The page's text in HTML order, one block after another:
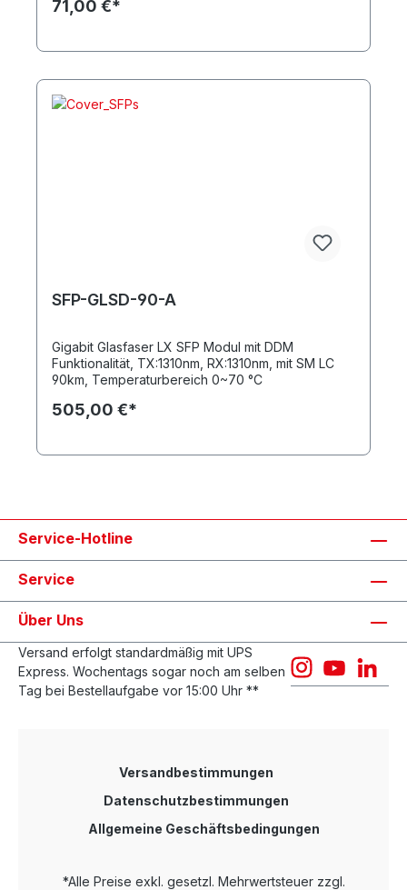
71,00 €*
SFP-GLSD-90-A
Gigabit Glasfaser LX SFP Modul mit DDM
Funktionalität, TX:1310nm, RX:1310nm, mit SM LC
90km, Temperaturbereich 0~70 °C
505,00 €*
Service-Hotline
Service
Über Uns
Versand erfolgt standardmäßig mit UPS
Express. Wochentags sogar noch am selben
Tag bei Bestellaufgabe vor 15:00 Uhr **
Versandbestimmungen
Datenschutzbestimmungen
Allgemeine Geschäftsbedingungen
*Alle Preise exkl. gesetzl. Mehrwertsteuer zzgl.